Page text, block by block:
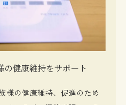
の健康維持をサポート
様の健康維持、促進のため